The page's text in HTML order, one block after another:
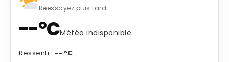
Réessayez plus tard
--°CMétéo indisponible
Ressenti : --°C